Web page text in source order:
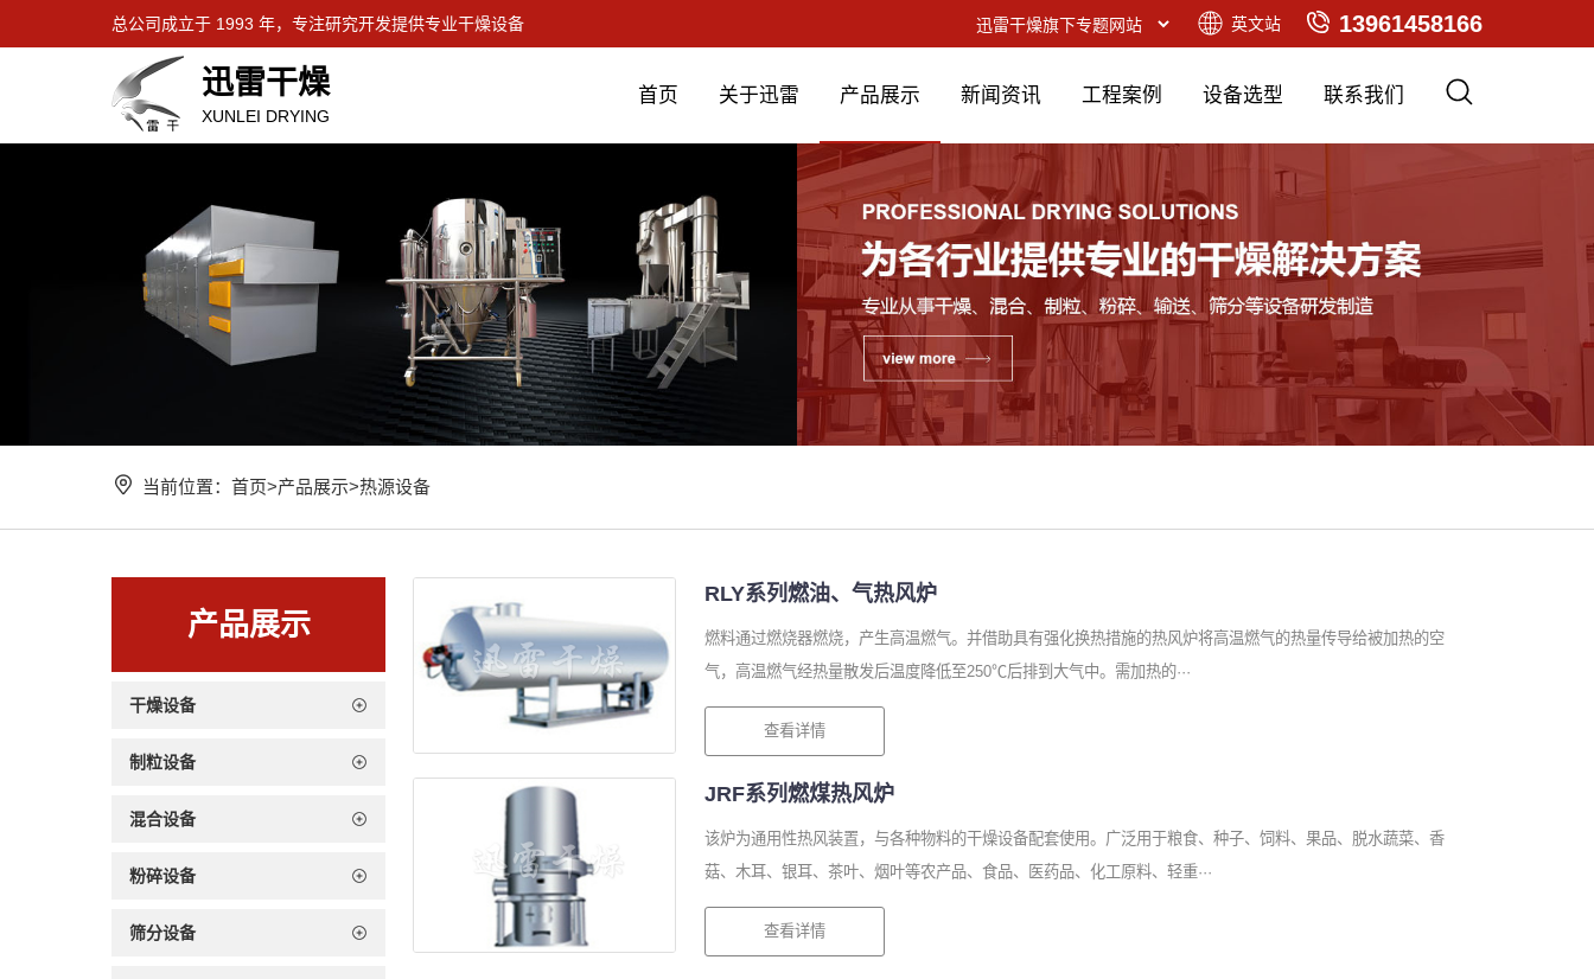
总公司成立于 1993 年，专注研究开发提供专业干燥设备 13961458166
英文站
迅雷干燥
XUNLEI DRYING
首页 关于迅雷 产品展示 新闻资讯 工程案例 设备选型 联系我们
当前位置：首页>产品展示>热源设备
产品展示
干燥设备
制粒设备
混合设备
粉碎设备
筛分设备
RLY系列燃油、气热风炉
燃料通过燃烧器燃烧，产生高温燃气。并借助具有强化换热措施的热风炉将高温燃气的热量传导给被加热的空
气，高温燃气经热量散发后温度降低至250℃后排到大气中。需加热的···
查看详情
JRF系列燃煤热风炉
该炉为通用性热风装置，与各种物料的干燥设备配套使用。广泛用于粮食、种子、饲料、果品、脱水蔬菜、香
菇、木耳、银耳、茶叶、烟叶等农产品、食品、医药品、化工原料、轻重···
查看详情